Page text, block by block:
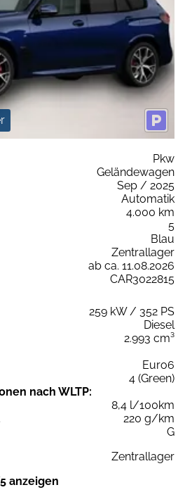
Pkw
Geländewagen
Sep / 2025
Automatik
4.000 km
5
Blau
Zentrallager
ab ca. 11.08.2026
CAR3022815
259 kW / 352 PS
Diesel
2.993 cm³
Euro6
4 (Green)
nach WLTP:
8,4 l/100km
220 g/km
G
Zentrallager
anzeigen